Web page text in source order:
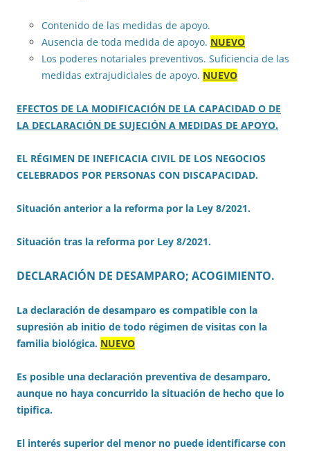
Contenido de las medidas de apoyo.
Ausencia de toda medida de apoyo. NUEVO
Los poderes notariales preventivos. Suficiencia de las
medidas extrajudiciales de apoyo. NUEVO
EFECTOS DE LA MODIFICACIÓN DE LA CAPACIDAD O DE
LA DECLARACIÓN DE SUJECIÓN A MEDIDAS DE APOYO.
EL RÉGIMEN DE INEFICACIA CIVIL DE LOS NEGOCIOS
CELEBRADOS POR PERSONAS CON DISCAPACIDAD.
Situación anterior a la reforma por la Ley 8/2021.
Situación tras la reforma por Ley 8/2021.
DECLARACIÓN DE DESAMPARO; ACOGIMIENTO.
La declaración de desamparo es compatible con la
supresión ab initio de todo régimen de visitas con la
familia biológica. NUEVO
Es posible una declaración preventiva de desamparo,
aunque no haya concurrido la situación de hecho que lo
tipifica.
El interés superior del menor no puede identificarse con